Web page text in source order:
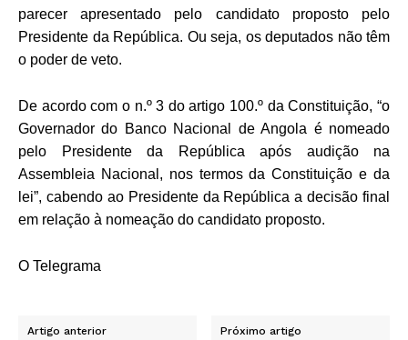
parecer apresentado pelo candidato proposto pelo
Presidente da República. Ou seja, os deputados não têm
o poder de veto.
De acordo com o n.º 3 do artigo 100.º da Constituição, “o
Governador do Banco Nacional de Angola é nomeado
pelo Presidente da República após audição na
Assembleia Nacional, nos termos da Constituição e da
lei”, cabendo ao Presidente da República a decisão final
em relação à nomeação do candidato proposto.
O Telegrama
Artigo anterior Próximo artigo